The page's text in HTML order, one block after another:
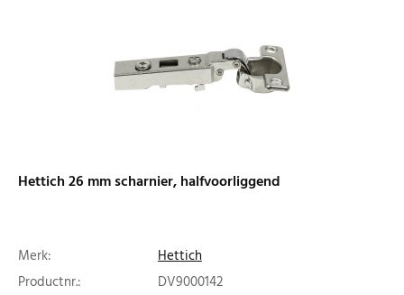
Hettich 26 mm scharnier, halfvoorliggend
Merk:
Hettich
Productnr.:
DV9000142